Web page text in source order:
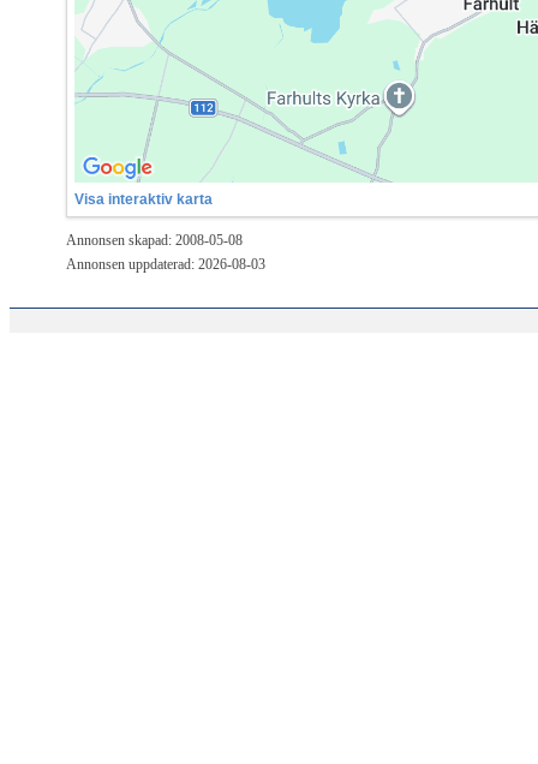
Visa interaktiv karta
Annonsen skapad: 2008-05-08
Annonsen uppdaterad: 2026-08-03